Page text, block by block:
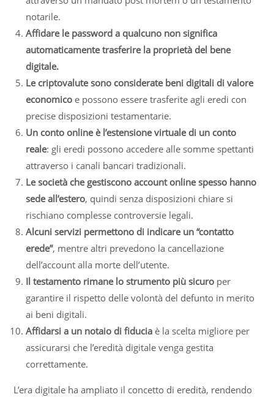
notarile.
Affidare le password a qualcuno non significa
automaticamente trasferire la proprietà del bene
digitale.
Le criptovalute sono considerate beni digitali di valore
economico e possono essere trasferite agli eredi con
precise disposizioni testamentarie.
Un conto online è l’estensione virtuale di un conto
reale: gli eredi possono accedere alle somme spettanti
attraverso i canali bancari tradizionali.
Le società che gestiscono account online spesso hanno
sede all’estero, quindi senza disposizioni chiare si
rischiano complesse controversie legali.
Alcuni servizi permettono di indicare un “contatto
erede”, mentre altri prevedono la cancellazione
dell’account alla morte dell’utente.
Il testamento rimane lo strumento più sicuro per
garantire il rispetto delle volontà del defunto in merito
ai beni digitali.
Affidarsi a un notaio di fiducia è la scelta migliore per
assicurarsi che l’eredità digitale venga gestita
correttamente.
L’era digitale ha ampliato il concetto di eredità, rendendo